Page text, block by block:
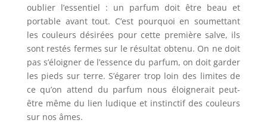
oublier l’essentiel : un parfum doit être beau et
portable avant tout. C’est pourquoi en soumettant
les couleurs désirées pour cette première salve, ils
sont restés fermes sur le résultat obtenu. On ne doit
pas s’éloigner de l’essence du parfum, on doit garder
les pieds sur terre. S’égarer trop loin des limites de
ce qu’on attend du parfum nous éloignerait peut-
être même du lien ludique et instinctif des couleurs
sur nos âmes.